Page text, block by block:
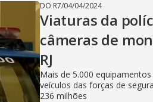
DO R7/04/04/2024
Viaturas da
câmeras de
RJ
Mais de 5.000
veículos das forças de
236 milhões